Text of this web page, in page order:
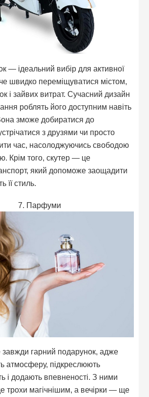
— ідеальний вибір для активної
швидко переміщуватися містом,
і зайвих витрат. Сучасний дизайн
роблять його доступним навіть
зможе добиратися до
з друзями чи просто
час, насолоджуючись свободою
Крім того, скутер — це
який допоможе заощадити
її стиль.
7. Парфуми
гарний подарунок, адже
атмосферу, підкреслюють
і додають впевненості. З ними
трохи магічнішим, а вечірки — ще